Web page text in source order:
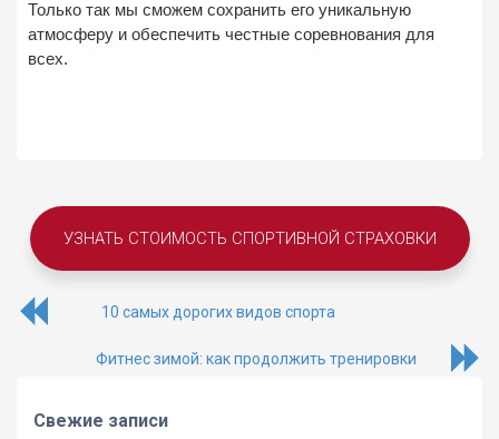
Только так мы сможем сохранить его уникальную
атмосферу и обеспечить честные соревнования для
всех.
УЗНАТЬ СТОИМОСТЬ СПОРТИВНОЙ СТРАХОВКИ
10 самых дорогих видов спорта
Фитнес зимой: как продолжить тренировки
Свежие записи